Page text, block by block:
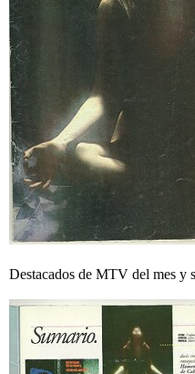
Destacados de MTV del mes y